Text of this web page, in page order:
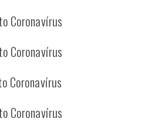
Coronavírus
Coronavírus
Coronavírus
Coronavírus